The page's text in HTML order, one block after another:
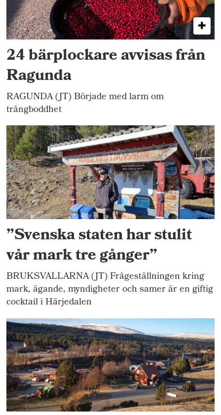
24 bärplockare avvisas från
Ragunda
RAGUNDA (JT) Började med larm om
trångboddhet
”Svenska staten har stulit
vår mark tre gånger”
BRUKSVALLARNA (JT) Frågeställningen kring
mark, ägande, myndigheter och samer är en giftig
cocktail i Härjedalen